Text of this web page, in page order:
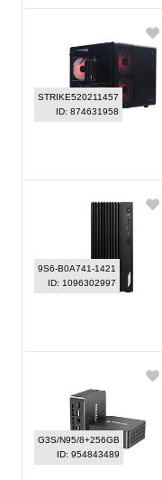
STRIKE520211457
ID: 874631958
9S6-B0A741-1421
ID: 1096302997
G3S/N95/8+256GB
ID: 954843489